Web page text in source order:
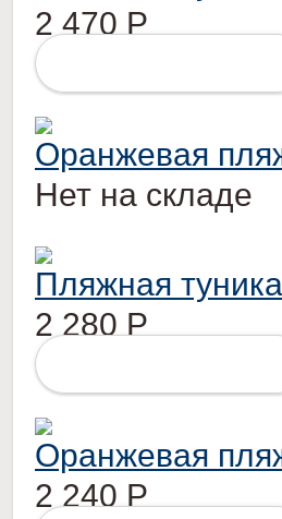
2 470 Р
Оранжевая
Нет на складе
Пляжная
2 280 Р
Оранжевая
2 240 Р